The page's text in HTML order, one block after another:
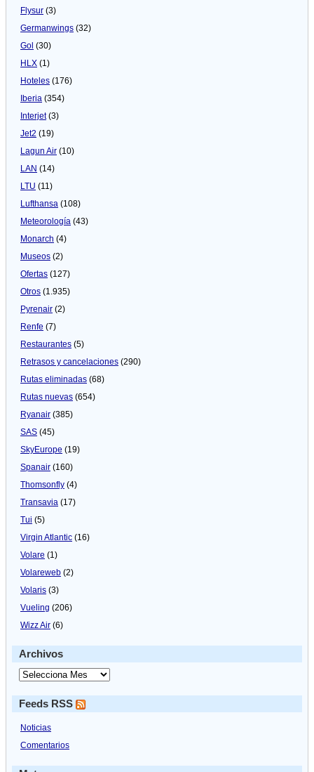
Flysur (3)
Germanwings (32)
Gol (30)
HLX (1)
Hoteles (176)
Iberia (354)
Interjet(3)
Jet2 (19)
Lagun Air (10)
LAN (14)
LTU (11)
Lufthansa (108)
Meteorologí­a (43)
Monarch (4)
Museos (2)
Ofertas (127)
Otros (1.935)
Pyrenair (2)
Renfe (7)
Restaurantes (5)
Retrasos y cancelaciones (290)
Rutas eliminadas (68)
Rutas nuevas (654)
Ryanair (385)
SAS (45)
SkyEurope (19)
Spanair (160)
Thomsonfly (4)
Transavia (17)
Tui (5)
Virgin Atlantic (16)
Volare (1)
Volareweb (2)
Volaris (3)
Vueling (206)
Wizz Air (6)
Archivos
Feeds RSS
Noticias
Comentarios